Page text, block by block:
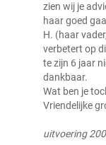
zien wij je
haar goed
H. (haar
verbetert op
te zijn 6 jaar
dankbaar.
Wat ben je
Vriendelijke
uitvoering